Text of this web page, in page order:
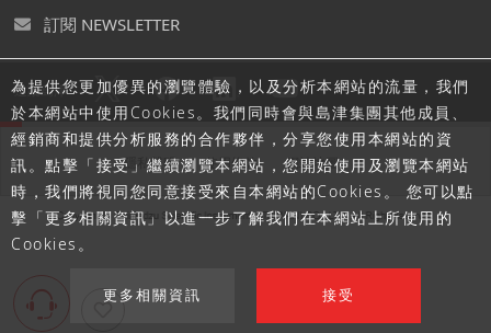
為提供您更加優異的瀏覽體驗，以及分析本網站的流量，我們
於本網站中使用Cookies。我們同時會與島津集團其他成員、
經銷商和提供分析服務的合作夥伴，分享您使用本網站的資
訊。點擊「接受」繼續瀏覽本網站，您開始使用及瀏覽本網站
時，我們將視同您同意接受來自本網站的Cookies。 您可以點
擊「更多相關資訊」以進一步了解我們在本網站上所使用的
Cookies。
更多相關資訊 接受
訂閱 NEWSLETTER
追蹤島津
隱私聲明 使用條款 網站地圖